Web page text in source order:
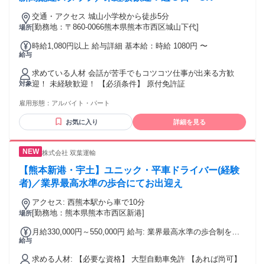
場所
交通・アクセス 城山小学校から徒歩5分
[勤務地：〒860-0066熊本県熊本市西区城山下代]
給与
時給1,080円以上 給与詳細 基本給：時給 1080円 〜
対象
求めている人材 会話が苦手でもコツコツ仕事が出来る方歓
迎！ 未経験歓迎！ 【必須条件】 原付免許証
雇用形態： アルバイト・パート
お気に入り 詳細を見る
株式会社 双葉運輸
【熊本新港・宇土】ユニック・平車ドライバー(経験
者)／業界最高水準の歩合にてお出迎え
場所
アクセス: 西熊本駅から車で10分
[勤務地：熊本県熊本市西区新港]
給与
月給330,000円～550,000円 給与: 業界最高水準の歩合制を導
求める人材: 【必要な資格】 大型自動車免許 【あれば尚可】